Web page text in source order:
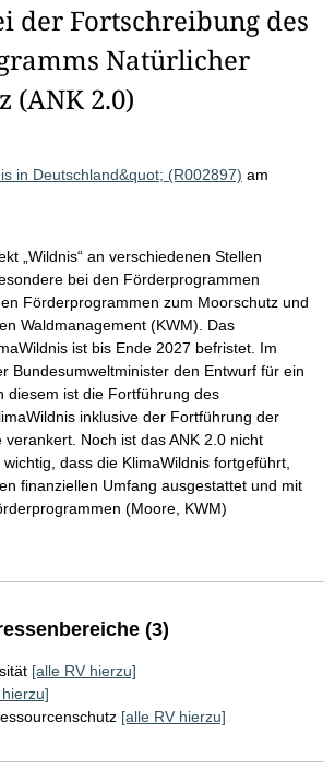
der Fortschreibung des
Natürlicher
(ANK 2.0)
in Deutschland&quot; (R002897) am
„Wildnis“ an verschiedenen Stellen
bei den Förderprogrammen
Förderprogrammen zum Moorschutz und
Waldmanagement (KWM). Das
ist bis Ende 2027 befristet. Im
Bundesumweltminister den Entwurf für ein
diesem ist die Fortführung des
inklusive der Fortführung der
verankert. Noch ist das ANK 2.0 nicht
dass die KlimaWildnis fortgeführt,
finanziellen Umfang ausgestattet und mit
(Moore, KWM)
(3)
[alle RV hierzu]
[alle RV hierzu]